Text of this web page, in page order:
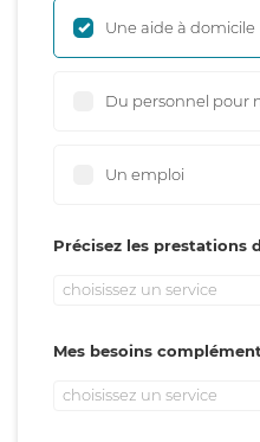
Une aide à domicile
Du personnel pour
Un emploi
Précisez les prestations
choisissez un service
Mes besoins
choisissez un service